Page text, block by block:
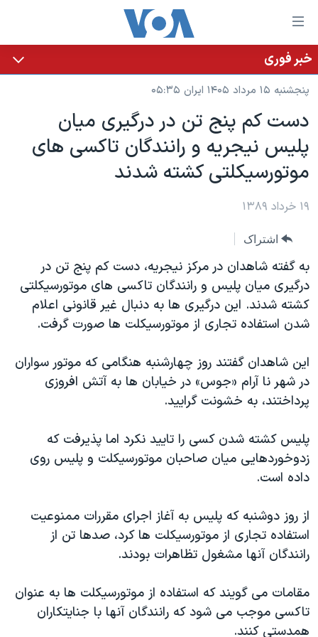
لینکهای
قابل
دسترسی
جهش
محتوای
اصلی
جهش
به
صفحه
جهش
جستجو
خانه
نسخه سبک وب‌سایت
موضوع ها
ایران
آمریکا
جهان
ویژه برنامه‌ها
ویدیوها
فرهنگ و زندگی
حقوق شهروندی
اقتصادی
علم و فناوری
اسرائیل در جنگ
گالری عکس
برنامه های تلویزیونی
جدول برنامه ها
صفحه‌های ویژه
۲۵۰سالگی آمریکا
بایگانی برنامه‌های تلویزیونی
مستندها
انتخابات ریاست جمهوری آمریکا ۲۰۲۴
حمله جمهوری اسلامی به اسرائیل
رمز مهسا
ورزش زنان در ایران
اعتراضات زن، زندگی، آزادی
تریبونال مردمی آبان ۹۸
دادگاه حمید نوری
چهل سال گروگان‌گیری
قانون شفافیت دارائی کادر رهبری ایران
اعتراضات مردمی آبان ۹۸
فرکانس‌های صدای آمریکا
پخش رادیویی
یادگیری زبان انگلیسی
دنبال کنید
زبانهای مختلف
خبر فوری
پنجشنبه ۱۵ مرداد ۱۴۰۵ ایران ۰۵:۳۵
دست کم پنج تن در درگيری ميان
پليس نيجريه و رانندگان تاکسی های
موتورسيکلتی کشته شدند
۱۹ خرداد ۱۳۸۹
اشتراک
به گفته شاهدان در مرکز نيجريه، دست کم پنج تن در
درگيری ميان پليس و رانندگان تاکسی های موتورسيکلتی
کشته شدند. اين درگيری ها به دنبال غير قانونی اعلام
شدن استفاده تجاری از موتورسيکلت ها صورت گرفت.
اين شاهدان گفتند روز چهارشنبه هنگامی که موتور سواران
در شهر نا آرام «جوس» در خيابان ها به آتش افروزی
پرداختند، به خشونت گراييد.
پليس کشته شدن کسی را تاييد نکرد اما پذيرفت که
زدوخوردهايی ميان صاحبان موتورسيکلت و پليس روی
داده است.
از روز دوشنبه که پليس به آغاز اجرای مقررات ممنوعيت
استفاده تجاری از موتورسيکلت ها کرد، صدها تن از
رانندگان آنها مشغول تظاهرات بودند.
مقامات می گويند که استفاده از موتورسيکلت ها به عنوان
تاکسی موجب می شود که رانندگان آنها با جنايتکاران
همدستی کنند.